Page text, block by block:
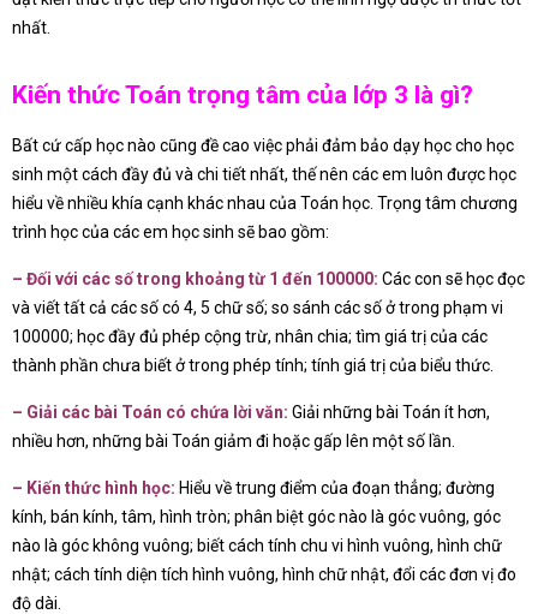
nhất.
Kiến thức Toán trọng tâm của lớp 3 là gì?
Bất cứ cấp học nào cũng đề cao việc phải đảm bảo dạy học cho học
sinh một cách đầy đủ và chi tiết nhất, thế nên các em luôn được học
hiểu về nhiều khía cạnh khác nhau của Toán học. Trọng tâm chương
trình học của các em học sinh sẽ bao gồm:
– Đối với các số trong khoảng từ 1 đến 100000: Các con sẽ học đọc
và viết tất cả các số có 4, 5 chữ số; so sánh các số ở trong phạm vi
100000; học đầy đủ phép cộng trừ, nhân chia; tìm giá trị của các
thành phần chưa biết ở trong phép tính; tính giá trị của biểu thức.
– Giải các bài Toán có chứa lời văn: Giải những bài Toán ít hơn,
nhiều hơn, những bài Toán giảm đi hoặc gấp lên một số lần.
– Kiến thức hình học: Hiểu về trung điểm của đoạn thẳng; đường
kính, bán kính, tâm, hình tròn; phân biệt góc nào là góc vuông, góc
nào là góc không vuông; biết cách tính chu vi hình vuông, hình chữ
nhật; cách tính diện tích hình vuông, hình chữ nhật, đổi các đơn vị đo
độ dài.